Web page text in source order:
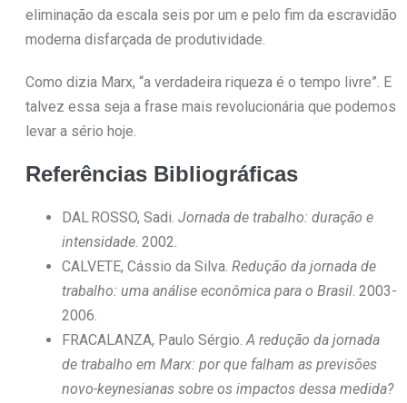
eliminação da escala seis por um e pelo fim da escravidão
moderna disfarçada de produtividade.
Como dizia Marx, “a verdadeira riqueza é o tempo livre”. E
talvez essa seja a frase mais revolucionária que podemos
levar a sério hoje.
Referências Bibliográficas
DAL ROSSO, Sadi. Jornada de trabalho: duração e
intensidade. 2002.
CALVETE, Cássio da Silva. Redução da jornada de
trabalho: uma análise econômica para o Brasil. 2003-
2006.
FRACALANZA, Paulo Sérgio. A redução da jornada
de trabalho em Marx: por que falham as previsões
novo-keynesianas sobre os impactos dessa medida?